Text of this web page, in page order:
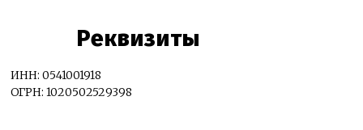
Реквизиты
ИНН: 0541001918
ОГРН: 1020502529398